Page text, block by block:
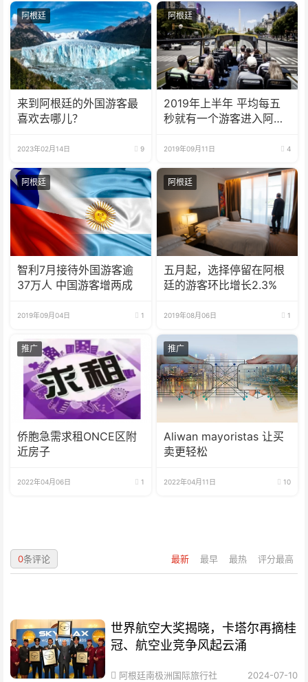
阿根廷
来到阿根廷的外国游客最
喜欢去哪儿？
2023年02月14日 9
阿根廷
2019年上半年 平均每五
秒就有一个游客进入阿根
2019年09月11日 4
阿根廷
智利7月接待外国游客逾
37万人 中国游客增两成
2019年09月04日 1
阿根廷
五月起，选择停留在阿根
廷的游客环比增长2.3%
2019年08月06日 1
推广
侨胞急需求租ONCE区附
近房子
2022年04月06日 1
推广
Aliwan mayoristas 让买
卖更轻松
2022年04月11日 10
最新 最早 最热 评分最高
0条评论
世界航空大奖揭晓，卡塔尔再摘桂
冠、航空业竞争风起云涌
阿根廷南极洲国际旅行社 2024-07-10